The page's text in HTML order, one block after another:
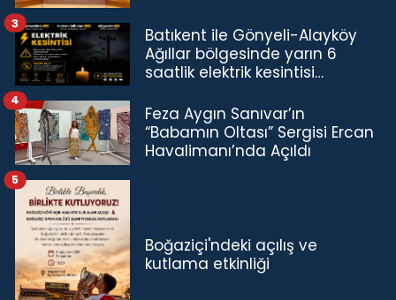
Batıkent ile Gönyeli-Alayköy
Ağıllar bölgesinde yarın 6
saatlik elektrik kesintisi…
3
Feza Aygın Sanıvar’ın
“Babamın Oltası” Sergisi Ercan
Havalimanı’nda Açıldı
4
Boğaziçi'ndeki açılış ve
kutlama etkinliği
5